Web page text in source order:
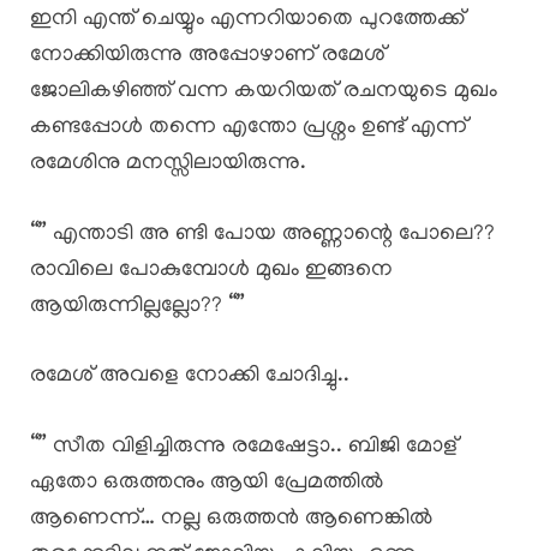
ഇനി എന്ത് ചെയ്യും എന്നറിയാതെ പുറത്തേക്ക്
നോക്കിയിരുന്നു അപ്പോഴാണ് രമേശ്
ജോലികഴിഞ്ഞ് വന്ന കയറിയത് രചനയുടെ മുഖം
കണ്ടപ്പോൾ തന്നെ എന്തോ പ്രശ്നം ഉണ്ട് എന്ന്
രമേശിനു മനസ്സിലായിരുന്നു.
“” എന്താടി അ ണ്ടി പോയ അണ്ണാന്റെ പോലെ??
രാവിലെ പോകുമ്പോൾ മുഖം ഇങ്ങനെ
ആയിരുന്നില്ലല്ലോ?? “”
രമേശ് അവളെ നോക്കി ചോദിച്ചു..
“” സീത വിളിച്ചിരുന്നു രമേഷേട്ടാ.. ബിജി മോള്
ഏതോ ഒരുത്തനും ആയി പ്രേമത്തിൽ
ആണെന്ന്… നല്ല ഒരുത്തൻ ആണെങ്കിൽ